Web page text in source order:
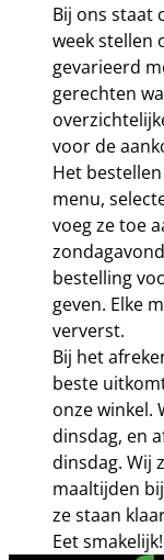
Bij ons staat
week stellen
gevarieerd
gerechten
voor de
Het
menu,
voeg ze toe
bestelling
geven. Elke
ververst.
Bij het
beste
onze winkel.
dinsdag, en
dinsdag. Wij
maaltijden
ze staan
Eet smakelijk!